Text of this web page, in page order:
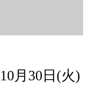
月30日(火)